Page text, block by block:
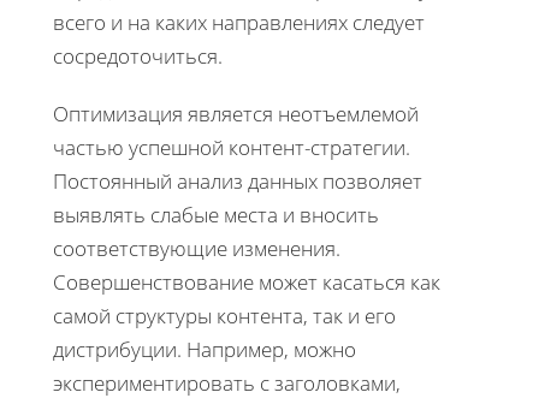
всего и на каких направлениях следует
сосредоточиться.
Оптимизация является неотъемлемой
частью успешной контент-стратегии.
Постоянный анализ данных позволяет
выявлять слабые места и вносить
соответствующие изменения.
Совершенствование может касаться как
самой структуры контента, так и его
дистрибуции. Например, можно
экспериментировать с заголовками,